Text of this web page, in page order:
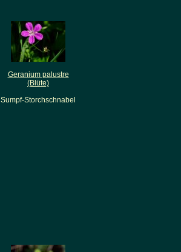
Geranium palustre
(Blüte)
Sumpf-Storchschnabel